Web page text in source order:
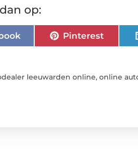
op:
Pinterest
leeuwarden online, online